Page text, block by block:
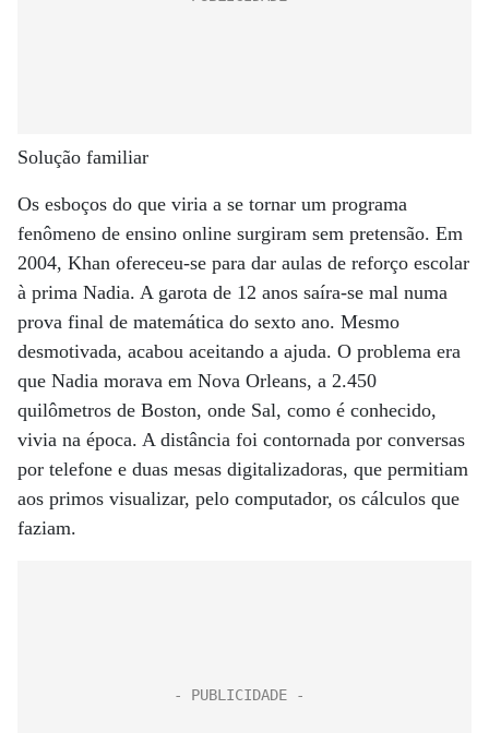
Solução familiar
Os esboços do que viria a se tornar um programa
fenômeno de ensino online surgiram sem pretensão. Em
2004, Khan ofereceu-se para dar aulas de reforço escolar
à prima Nadia. A garota de 12 anos saíra-se mal numa
prova final de matemática do sexto ano. Mesmo
desmotivada, acabou aceitando a ajuda. O problema era
que Nadia morava em Nova Orleans, a 2.450
quilômetros de Boston, onde Sal, como é conhecido,
vivia na época. A distância foi contornada por conversas
por telefone e duas mesas digitalizadoras, que permitiam
aos primos visualizar, pelo computador, os cálculos que
faziam.